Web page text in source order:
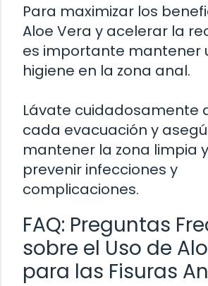
Para maximizar los
Aloe Vera y acelerar la
es importante mantener
higiene en la zona anal.
Lávate cuidadosamente
cada evacuación y
mantener la zona limpia
prevenir infecciones y
complicaciones.
FAQ: Preguntas
sobre el Uso de
para las Fisuras